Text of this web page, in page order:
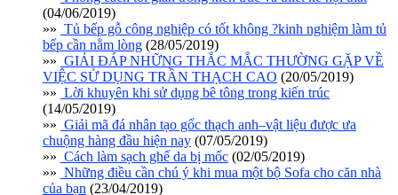
(04/06/2019)
»» Tủ bếp gỗ công nghiệp có tốt không ?kinh nghiệm làm tủ
bếp cần nằm lòng (28/05/2019)
»» GIẢI ĐÁP NHỮNG THẮC MẮC THƯỜNG GẶP VỀ
VIỆC SỬ DỤNG TRẦN THẠCH CAO (20/05/2019)
»» Lời khuyên khi sử dụng bê tông trong kiến trúc
(14/05/2019)
»» Giải mã đá nhân tạo gốc thạch anh–vật liệu được ưa
chuộng hàng đầu hiện nay (07/05/2019)
»» Cách làm sạch ghế da bị mốc (02/05/2019)
»» Những điều cần chú ý khi mua một bộ Sofa cho căn nhà
của bạn (23/04/2019)